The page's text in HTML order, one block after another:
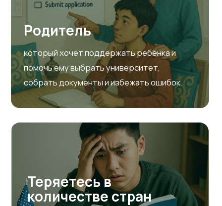
Что вы получаете
вместе с нами?
Наш сервис на основе
интеллекта
Инструмент, который поможет вам
проанализировать ваш профиль и подобрать
наиболее подходящие для вас вузы
Загружаете оценки,
активности и цели